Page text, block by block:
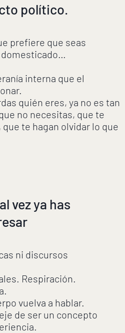
político.
prefiere que seas
interna que el
quién eres, ya no es tan
no necesitas, que te
te hagan olvidar lo que
vez ya has
ni discursos
Respiración.
vuelva a hablar.
de ser un concepto